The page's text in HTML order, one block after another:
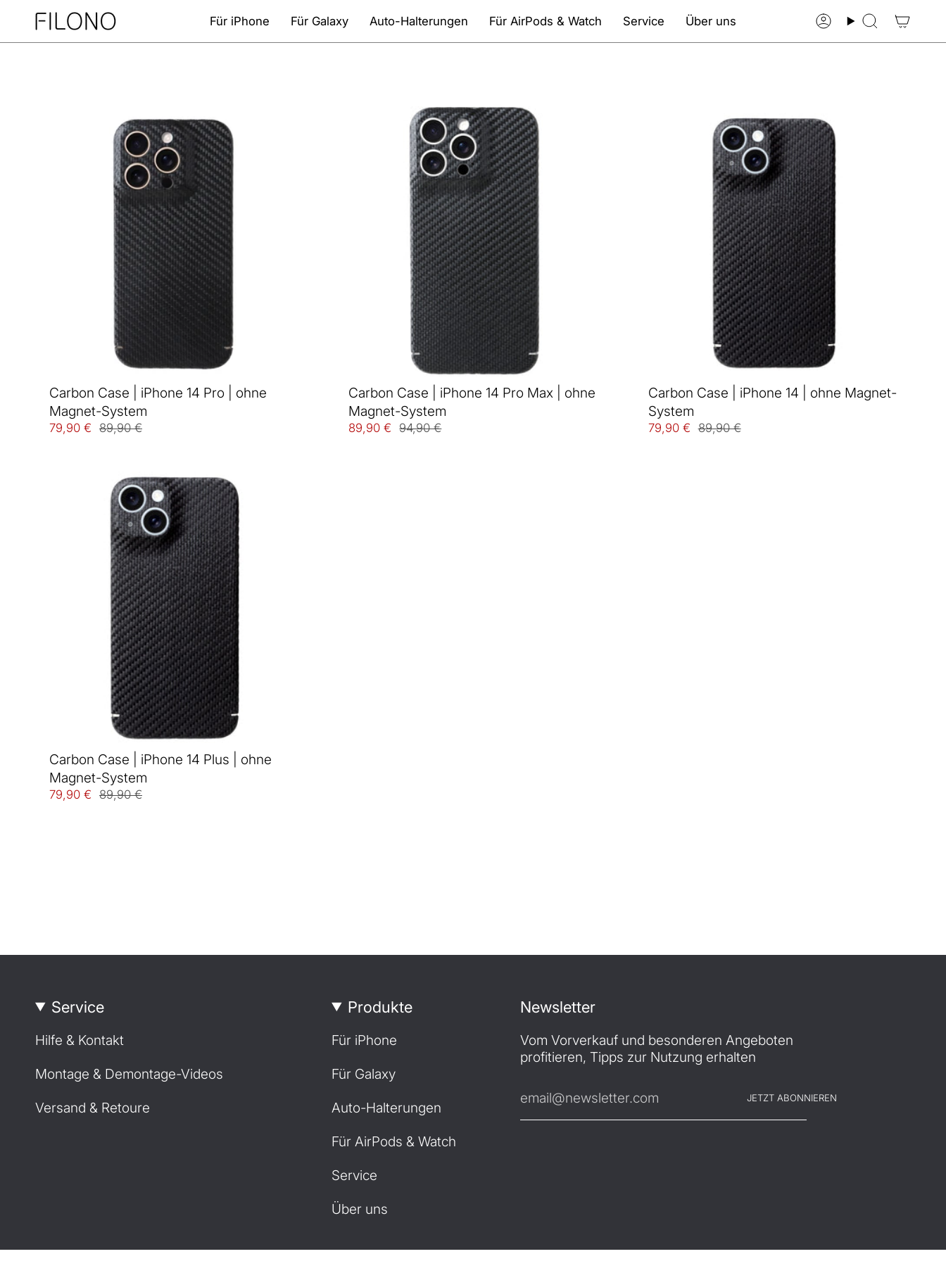
springen
Für iPhone Für Galaxy Auto-Halterungen Für AirPods & Watch Service Über uns KontoSuche
Carbon Case | iPhone 14 Pro | ohne
Magnet-System
79,90 € 89,90 €
Carbon Case | iPhone 14 Pro Max | ohne
Magnet-System
89,90 € 94,90 €
Carbon Case | iPhone 14 | ohne Magnet-
System
79,90 € 89,90 €
Carbon Case | iPhone 14 Plus | ohne
Magnet-System
79,90 € 89,90 €
Service
Hilfe & Kontakt
Montage & Demontage-Videos
Versand & Retoure
Produkte
Für iPhone
Für Galaxy
Auto-Halterungen
Für AirPods & Watch
Service
Über uns
Newsletter
Vom Vorverkauf und besonderen Angeboten
profitieren, Tipps zur Nutzung erhalten
JETZT ABONNIEREN